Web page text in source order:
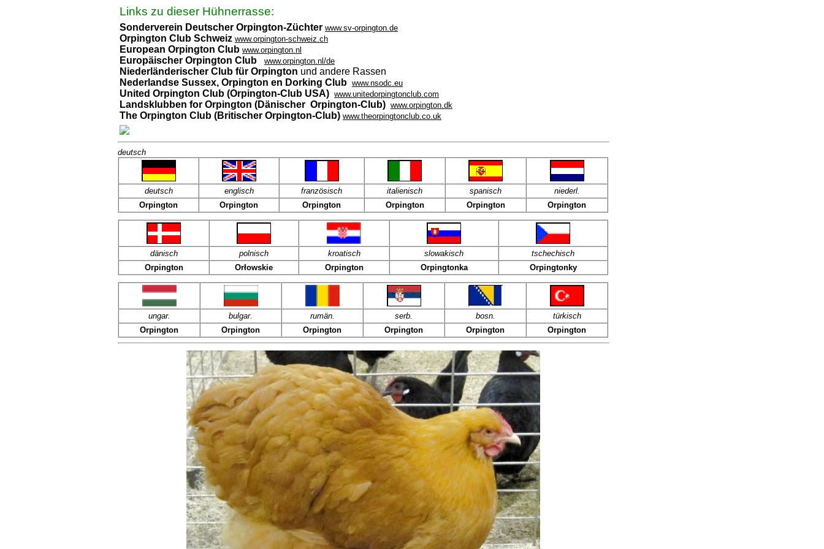
Links zu dieser Hühnerrasse:
Sonderverein Deutscher Orpington-Züchter www.sv-orpington.de
Orpington Club Schweiz www.orpington-schweiz.ch
European Orpington Club www.orpington.nl
Europäischer Orpington Club www.orpington.nl/de
Niederländerischer Club für Orpington und andere Rassen
Nederlandse Sussex, Orpington en Dorking Club www.nsodc.eu
United Orpington Club (Orpington-Club USA) www.unitedorpingtonclub.com
Landsklubben for Orpington (Dänischer Orpington-Club) www.orpington.dk
The Orpington Club (Britischer Orpington-Club) www.theorpingtonclub.co.uk
deutsch
deutsch englisch französisch italienisch spanisch
niederl.
Orpington
Orpington Orpington Orpington Orpington Orpington
dänisch polnisch kroatisch slowakisch
tschechisch
Orpington
Orłowskie Orpington Orpingtonka Orpingtonky
ungar. bulgar. rumän. serb. bosn.
türkisch
Orpington
Orpington Orpington Orpington Orpington Orpington